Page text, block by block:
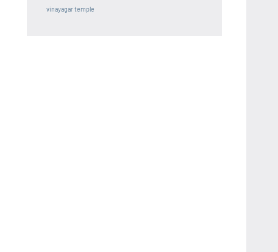
vinayagar temple